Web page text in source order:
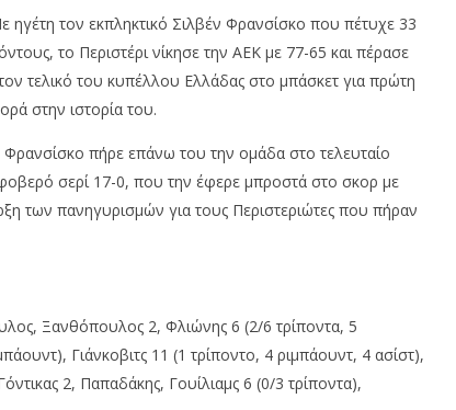
ηγέτη τον εκπληκτικό Σιλβέν Φρανσίσκο που πέτυχε 33
το Περιστέρι νίκησε την ΑΕΚ με 77-65 και πέρασε
τελικό του κυπέλλου Ελλάδας στο μπάσκετ για πρώτη
στην ιστορία του.
πήρε επάνω του την ομάδα στο τελευταίο
σερί 17-0, που την έφερε μπροστά στο σκορ με
των πανηγυρισμών για τους Περιστεριώτες που πήραν
Ξανθόπουλος 2, Φλιώνης 6 (2/6 τρίποντα, 5
Γιάνκοβιτς 11 (1 τρίποντο, 4 ριμπάουντ, 4 ασίστ),
2, Παπαδάκης, Γουίλιαμς 6 (0/3 τρίποντα),